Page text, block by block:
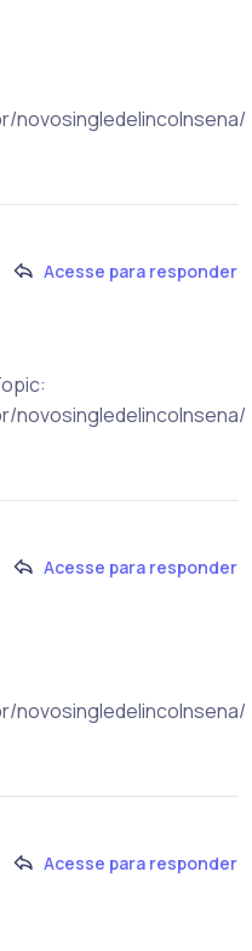
novosingledelincolnsena/
Acesse para responder
novosingledelincolnsena/
Acesse para responder
novosingledelincolnsena/
Acesse para responder